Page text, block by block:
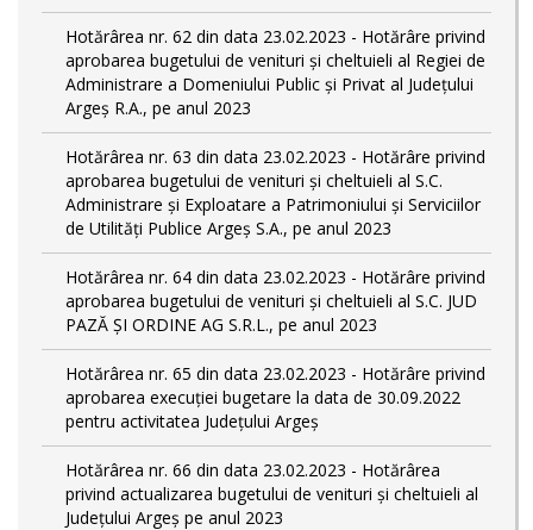
Hotărârea nr. 62 din data 23.02.2023 - Hotărâre privind
aprobarea bugetului de venituri și cheltuieli al Regiei de
Administrare a Domeniului Public și Privat al Județului
Argeș R.A., pe anul 2023
Hotărârea nr. 63 din data 23.02.2023 - Hotărâre privind
aprobarea bugetului de venituri și cheltuieli al S.C.
Administrare și Exploatare a Patrimoniului și Serviciilor
de Utilități Publice Argeș S.A., pe anul 2023
Hotărârea nr. 64 din data 23.02.2023 - Hotărâre privind
aprobarea bugetului de venituri și cheltuieli al S.C. JUD
PAZĂ ȘI ORDINE AG S.R.L., pe anul 2023
Hotărârea nr. 65 din data 23.02.2023 - Hotărâre privind
aprobarea execuției bugetare la data de 30.09.2022
pentru activitatea Județului Argeș
Hotărârea nr. 66 din data 23.02.2023 - Hotărârea
privind actualizarea bugetului de venituri și cheltuieli al
Județului Argeș pe anul 2023